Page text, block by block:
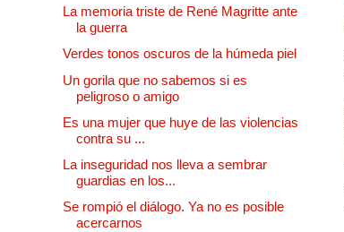
La memoria triste de René Magritte ante
la guerra
Verdes tonos oscuros de la húmeda piel
Un gorila que no sabemos si es
peligroso o amigo
Es una mujer que huye de las violencias
contra su ...
La inseguridad nos lleva a sembrar
guardias en los...
Se rompió el diálogo. Ya no es posible
acercarnos